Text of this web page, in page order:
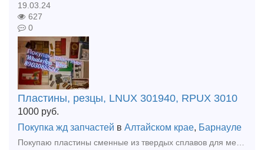
19.03.24
627
0
Пластины, резцы, LNUX 301940, RPUX 3010
1000 руб.
Покупка жд запчастей в Алтайском крае, Барнауле
Покупаю пластины сменные из твердых сплавов для металлообработки RNGX1212 RNHX1212 RPUX 2709 RPUX3010 LNUX 301940 LNMX 301940 PRAMET, SANDVIK, KORLOY, KENNAMETAL, КЗТС и др. Любой сплав! Также кассе